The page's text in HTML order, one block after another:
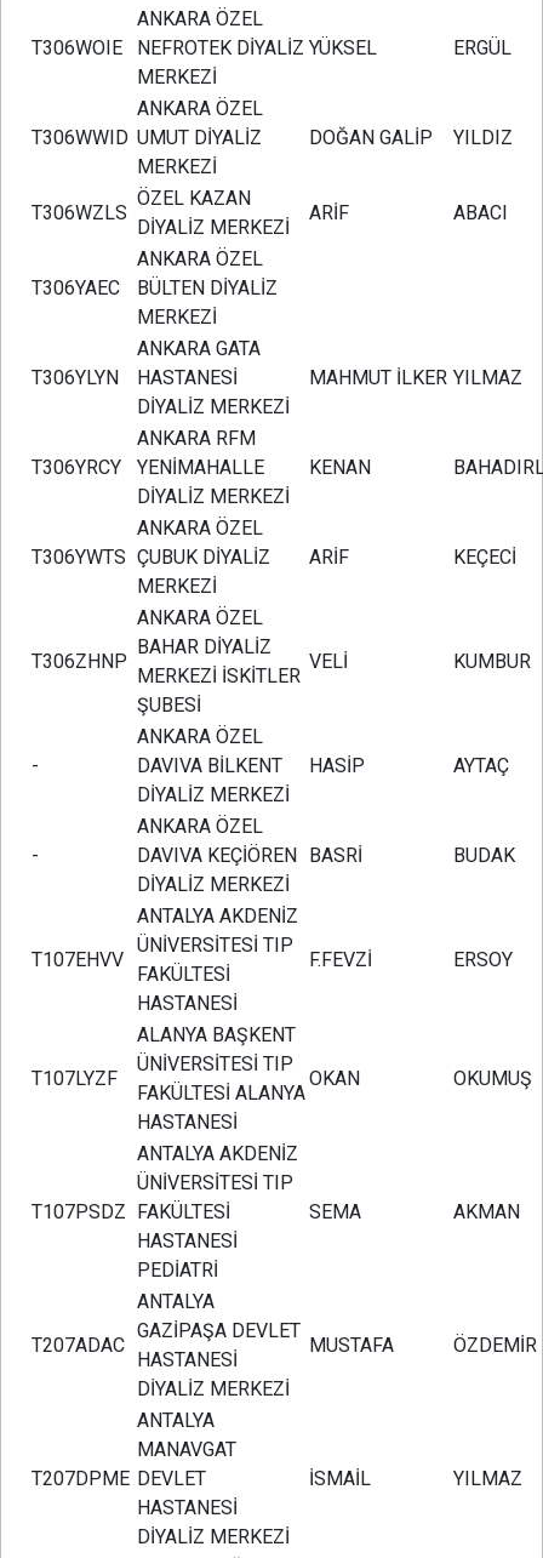
T306WOIE
ANKARA ÖZEL
NEFROTEK DİYALİZ
MERKEZİ
YÜKSEL ERGÜL
T306WWID
ANKARA ÖZEL
UMUT DİYALİZ
MERKEZİ
DOĞAN GALİP YILDIZ
T306WZLS
ÖZEL KAZAN
DİYALİZ MERKEZİ
ARİF ABACI
T306YAEC
ANKARA ÖZEL
BÜLTEN DİYALİZ
MERKEZİ
T306YLYN
ANKARA GATA
HASTANESİ
DİYALİZ MERKEZİ
MAHMUT İLKER YILMAZ
T306YRCY
ANKARA RFM
YENİMAHALLE
DİYALİZ MERKEZİ
KENAN
T306YWTS
ANKARA ÖZEL
ÇUBUK DİYALİZ
MERKEZİ
ARİF KEÇECİ
T306ZHNP
ANKARA ÖZEL
BAHAR DİYALİZ
MERKEZİ İSKİTLER
ŞUBESİ
VELİ KUMBUR
-
ANKARA ÖZEL
DAVIVA BİLKENT
DİYALİZ MERKEZİ
HASİP AYTAÇ
-
ANKARA ÖZEL
DAVIVA KEÇİÖREN
DİYALİZ MERKEZİ
BASRİ BUDAK
T107EHVV
ANTALYA AKDENİZ
ÜNİVERSİTESİ TIP
FAKÜLTESİ
HASTANESİ
F.FEVZİ ERSOY
T107LYZF
ALANYA BAŞKENT
ÜNİVERSİTESİ TIP
FAKÜLTESİ ALANYA
HASTANESİ
OKAN OKUMUŞ
T107PSDZ
ANTALYA AKDENİZ
ÜNİVERSİTESİ TIP
FAKÜLTESİ
HASTANESİ
PEDİATRİ
SEMA AKMAN
T207ADAC
ANTALYA
GAZİPAŞA DEVLET
HASTANESİ
DİYALİZ MERKEZİ
MUSTAFA ÖZDEMİR
T207DPME
ANTALYA
MANAVGAT
DEVLET
HASTANESİ
DİYALİZ MERKEZİ
İSMAİL YILMAZ